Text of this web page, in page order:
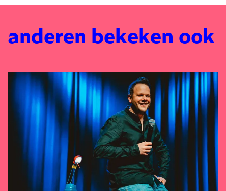
anderen bekeken ook